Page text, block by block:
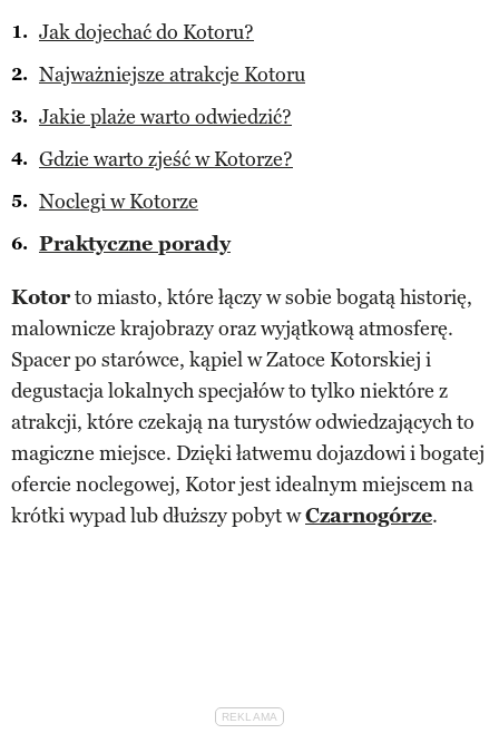
Jak dojechać do Kotoru?
Najważniejsze atrakcje Kotoru
Jakie plaże warto odwiedzić?
Gdzie warto zjeść w Kotorze?
Noclegi w Kotorze
Praktyczne porady
Kotorto miasto, które łączy w sobie bogatą historię,
malownicze krajobrazy oraz wyjątkową atmosferę.
Spacer po starówce, kąpiel w Zatoce Kotorskiej i
degustacja lokalnych specjałów to tylko niektóre z
atrakcji, które czekają na turystów odwiedzających to
magiczne miejsce. Dzięki łatwemu dojazdowi i bogatej
ofercie noclegowej, Kotor jest idealnym miejscem na
krótki wypad lub dłuższy pobyt wCzarnogórze.